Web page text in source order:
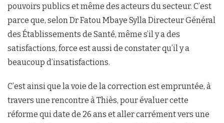
pouvoirs publics et même des acteurs du secteur. C’est
parce que, selon Dr Fatou Mbaye Sylla Directeur Général
des Établissements de Santé, même s’il y a des
satisfactions, force est aussi de constater qu’il y a
beaucoup d’insatisfactions.
C’est ainsi que la voie de la correction est empruntée, à
travers une rencontre à Thiès, pour évaluer cette
réforme qui date de 26 ans et aller carrément vers une